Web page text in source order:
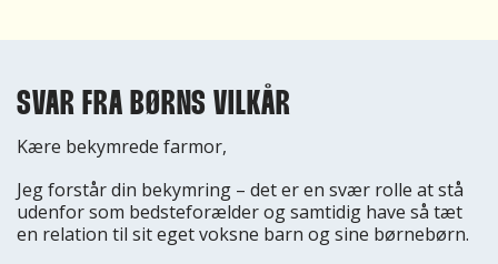
SVAR FRA BØRNS VILKÅR
Kære bekymrede farmor,
Jeg forstår din bekymring – det er en svær rolle at stå
udenfor som bedsteforælder og samtidig have så tæt
en relation til sit eget voksne barn og sine børnebørn.